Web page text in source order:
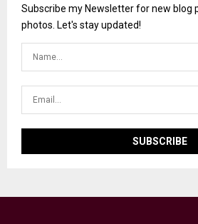
Subscribe my Newsletter for new blog
photos. Let's stay updated!